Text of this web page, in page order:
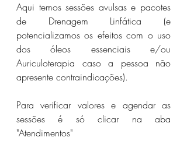
Aqui temos sessões avulsas e pacotes
de Drenagem Linfática (e
potencializamos os efeitos com o uso
dos óleos essenciais e/ou
Auriculoterapia caso a pessoa não
apresente contraindicações). ⁣⁣⁣
Para verificar valores e agendar as
sessões é só clicar na aba
"Atendimentos"